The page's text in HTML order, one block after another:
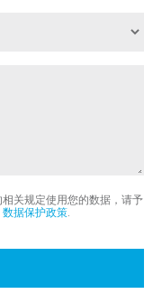
关规定使用您的数据，请予
数据保护政策